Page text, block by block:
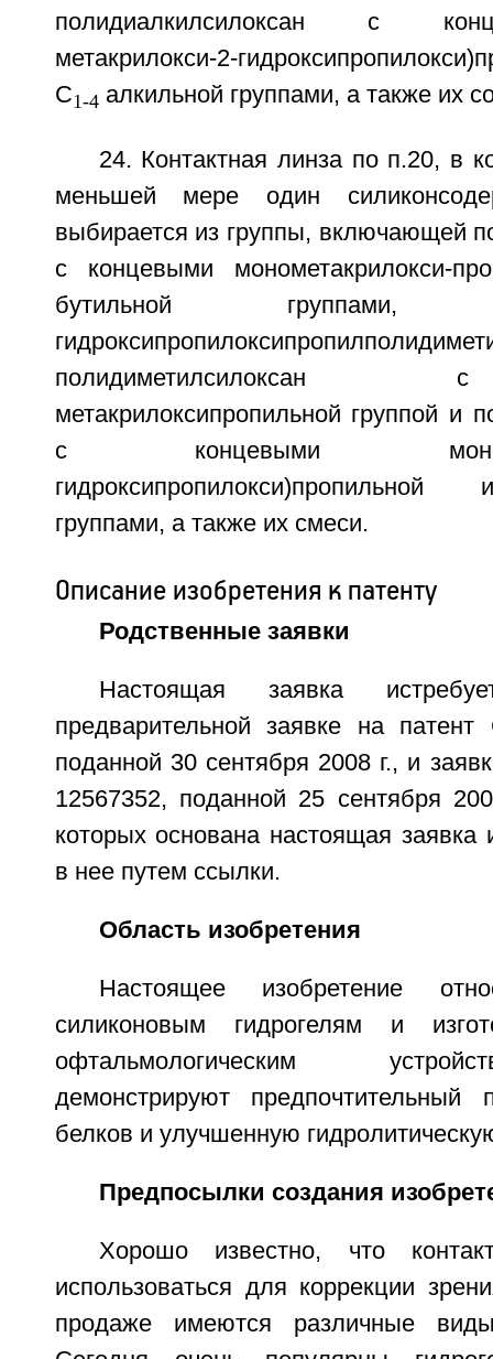
полидиалкилсилоксан с
метакрилокси-2-
C1-4 алкильной группами, а также их
24. Контактная линза по п.20, в
меньшей мере один
выбирается из группы, включающей
с концевыми монометакрилокси-
бутильной группами, бис-
метакрилоксипропильной группой и
с концевыми моно-(3-
группами, а также их смеси.
Описание изобретения к патенту
Родственные заявки
Настоящая заявка
предварительной заявке на
поданной 30 сентября 2008 г., и
12567352, поданной 25 сентября
которых основана настоящая
в нее путем ссылки.
Область изобретения
Настоящее изобретение
силиконовым гидрогелям и
офтальмологическим
демонстрируют предпочтительный
белков и улучшенную
Предпосылки создания
Хорошо известно, что
использоваться для коррекции
продаже имеются различные